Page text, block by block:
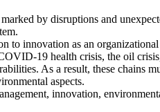
by disruptions and
to innovation as an
19 health crisis, the oil
As a result, these chains
aspects.
innovation,